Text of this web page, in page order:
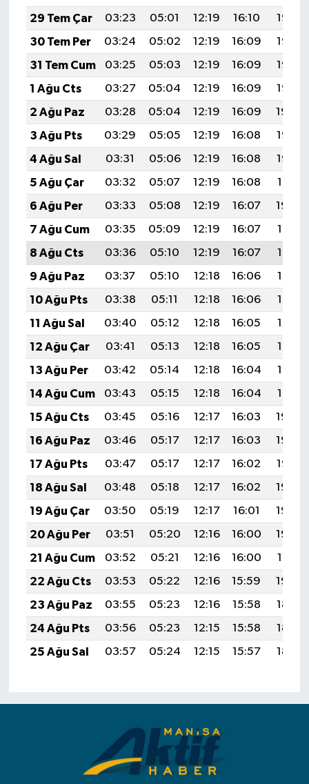
29 Tem Çar
03:23 05:01 12:19 16:10
19:28
30 Tem Per
03:24 05:02 12:19 16:09
19:27
31 Tem Cum
03:25 05:03 12:19 16:09
19:26
1 Ağu Cts
03:27 05:04 12:19 16:09
19:25
2 Ağu Paz
03:28 05:04 12:19 16:09
19:24
3 Ağu Pts
03:29 05:05 12:19 16:08
19:23
4 Ağu Sal
03:31 05:06 12:19 16:08
19:22
5 Ağu Çar
03:32 05:07 12:19 16:08
19:21
6 Ağu Per
03:33 05:08 12:19 16:07
19:20
7 Ağu Cum
03:35 05:09 12:19 16:07
19:19
8 Ağu Cts
03:36 05:10 12:19 16:07
19:18
9 Ağu Paz
03:37 05:10 12:18 16:06
19:16
10 Ağu Pts
03:38 05:11 12:18 16:06
19:15
11 Ağu Sal
03:40 05:12 12:18 16:05
19:14
12 Ağu Çar
03:41 05:13 12:18 16:05
19:13
13 Ağu Per
03:42 05:14 12:18 16:04
19:12
14 Ağu Cum
03:43 05:15 12:18 16:04
19:10
15 Ağu Cts
03:45 05:16 12:17 16:03
19:09
16 Ağu Paz
03:46 05:17 12:17 16:03
19:08
17 Ağu Pts
03:47 05:17 12:17 16:02
19:07
18 Ağu Sal
03:48 05:18 12:17 16:02
19:05
19 Ağu Çar
03:50 05:19 12:17 16:01
19:04
20 Ağu Per
03:51 05:20 12:16 16:00
19:03
21 Ağu Cum
03:52 05:21 12:16 16:00
19:01
22 Ağu Cts
03:53 05:22 12:16 15:59
19:00
23 Ağu Paz
03:55 05:23 12:16 15:58
18:59
24 Ağu Pts
03:56 05:23 12:15 15:58
18:57
25 Ağu Sal
03:57 05:24 12:15 15:57 18:56